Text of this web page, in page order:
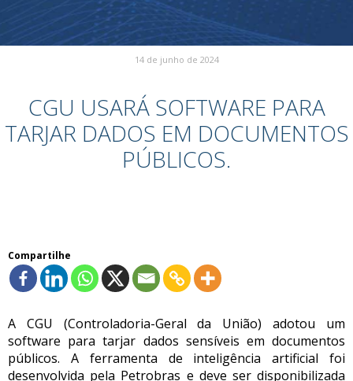
14 de junho de 2024
CGU USARÁ SOFTWARE PARA
TARJAR DADOS EM DOCUMENTOS
PÚBLICOS.
Compartilhe
A CGU (Controladoria-Geral da União) adotou um
software para tarjar dados sensíveis em documentos
públicos. A ferramenta de inteligência artificial foi
desenvolvida pela Petrobras e deve ser disponibilizada